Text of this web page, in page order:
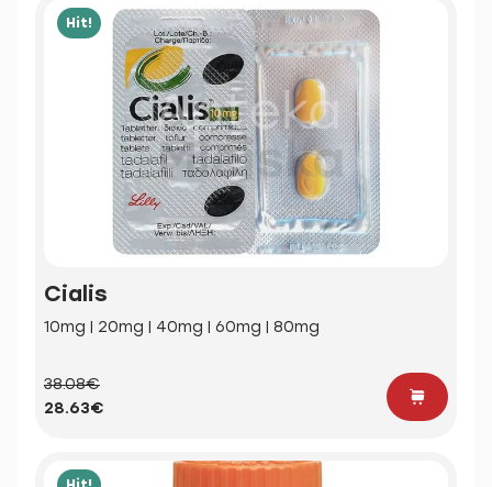
Hit!
Cialis
10mg | 20mg | 40mg | 60mg | 80mg
38.08€
28.63€